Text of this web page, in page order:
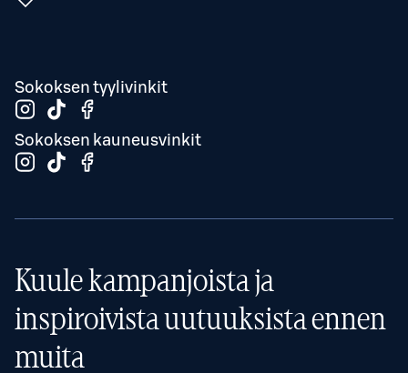
Sokoksen tyylivinkit
Sokoksen kauneusvinkit
Kuule kampanjoista ja
inspiroivista uutuuksista ennen
muita